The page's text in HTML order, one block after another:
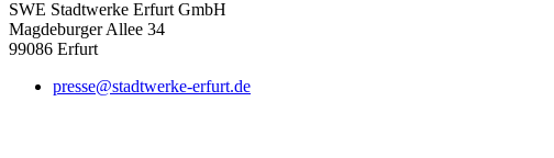
SWE Stadtwerke Erfurt GmbH
Magdeburger Allee 34
99086 Erfurt
presse@stadtwerke-erfurt.de